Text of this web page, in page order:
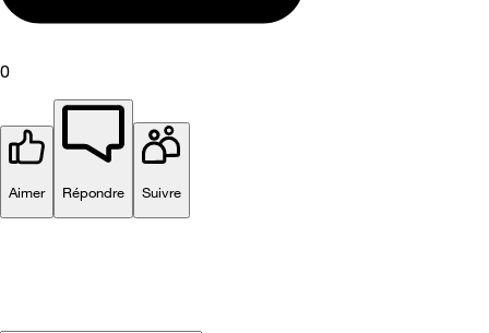
0
Aimer Répondre Suivre